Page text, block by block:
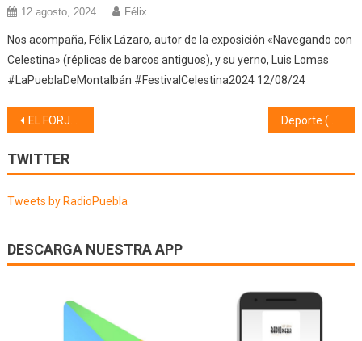
12 agosto, 2024 Félix
Nos acompaña, Félix Lázaro, autor de la exposición «Navegando con
Celestina» (réplicas de barcos antiguos), y su yerno, Luis Lomas
#LaPueblaDeMontalbán #FestivalCelestina2024 12/08/24
Navegación
de
entradas
EL FORJADOR DE LOS SUEÑOS DE OTROS (27/03/24) Deporte (01/04/24)
TWITTER
Tweets by RadioPuebla
DESCARGA NUESTRA APP